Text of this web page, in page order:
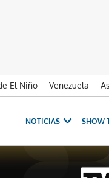
El Niño Venezuela
NOTICIAS SHOW